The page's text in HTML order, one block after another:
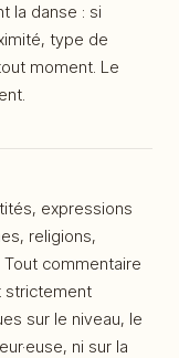
la danse : si
type de
moment. Le
expressions
religions,
commentaire
strictement
sur le niveau, le
ni sur la